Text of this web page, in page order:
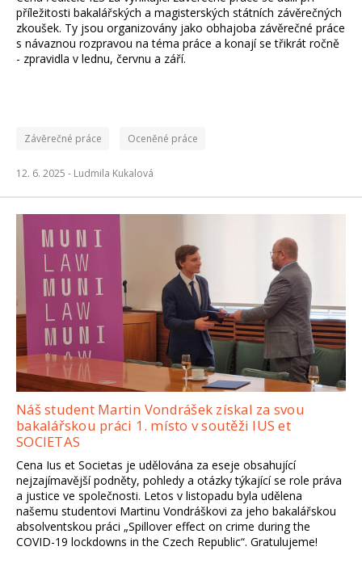
příležitosti bakalářských a magisterských státních závěrečných
zkoušek. Ty jsou organizovány jako obhajoba závěrečné práce
s návaznou rozpravou na téma práce a konají se třikrát ročně
- zpravidla v lednu, červnu a září.
Závěrečné práce Oceněné práce
12. 6. 2025 - Ludmila Kukalová
Náš student Martin Vondrášek získal za svou
bakalářskou práci 1. místo v soutěži IUS et
SOCIETAS
Cena Ius et Societas je udělována za eseje obsahující
nejzajímavější podněty, pohledy a otázky týkající se role práva
a justice ve společnosti. Letos v listopadu byla udělena
našemu studentovi Martinu Vondráškovi za jeho bakalářskou
absolventskou práci „Spillover effect on crime during the
COVID-19 lockdowns in the Czech Republic“. Gratulujeme!